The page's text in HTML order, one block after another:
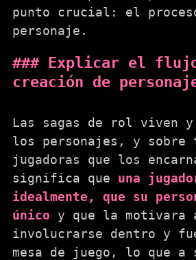
punto crucial: el
personaje.
Explicar el
creación de
Las sagas de rol viven y
los personajes, y sobre
jugadoras que los
significa que una
idealmente, que su
único y que la motivara
involucrarse dentro y
mesa de juego, lo que a